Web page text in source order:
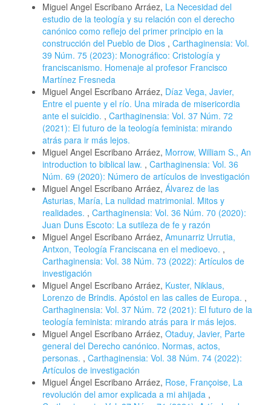
Miguel Angel Escribano Arráez, La Necesidad del
estudio de la teología y su relación con el derecho
canónico como reflejo del primer principio en la
construcción del Pueblo de Dios , Carthaginensia: Vol.
39 Núm. 75 (2023): Monográfico: Cristología y
franciscanismo. Homenaje al profesor Francisco
Martínez Fresneda
Miguel Angel Escribano Arráez, Díaz Vega, Javier,
Entre el puente y el río. Una mirada de misericordia
ante el suicidio. , Carthaginensia: Vol. 37 Núm. 72
(2021): El futuro de la teología feminista: mirando
atrás para ir más lejos.
Miguel Angel Escribano Arráez, Morrow, William S., An
introduction to biblical law. , Carthaginensia: Vol. 36
Núm. 69 (2020): Número de artículos de investigación
Miguel Angel Escribano Arráez, Álvarez de las
Asturias, María, La nulidad matrimonial. Mitos y
realidades. , Carthaginensia: Vol. 36 Núm. 70 (2020):
Juan Duns Escoto: La sutileza de fe y razón
Miguel Angel Escribano Arráez, Amunarriz Urrutia,
Antxon, Teología Franciscana en el medioevo. ,
Carthaginensia: Vol. 38 Núm. 73 (2022): Artículos de
investigación
Miguel Angel Escribano Arráez, Kuster, Niklaus,
Lorenzo de Brindis. Apóstol en las calles de Europa. ,
Carthaginensia: Vol. 37 Núm. 72 (2021): El futuro de la
teología feminista: mirando atrás para ir más lejos.
Miguel Angel Escribano Arráez, Otaduy, Javier, Parte
general del Derecho canónico. Normas, actos,
personas. , Carthaginensia: Vol. 38 Núm. 74 (2022):
Artículos de investigación
Miguel Ángel Escribano Arráez, Rose, Françoise, La
revolución del amor explicada a mi ahijada ,